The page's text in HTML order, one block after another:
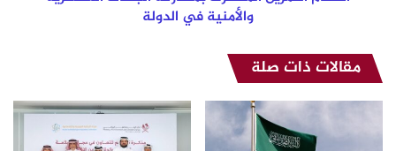
والأمنية في الدولة
مقالات ذات صلة